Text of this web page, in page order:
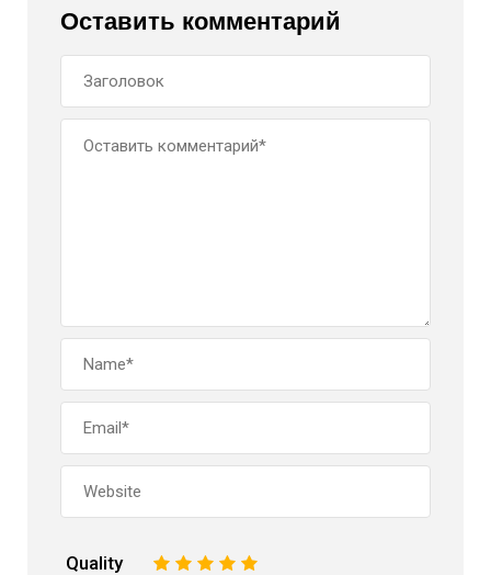
Оставить комментарий
Quality 5
4
3
2